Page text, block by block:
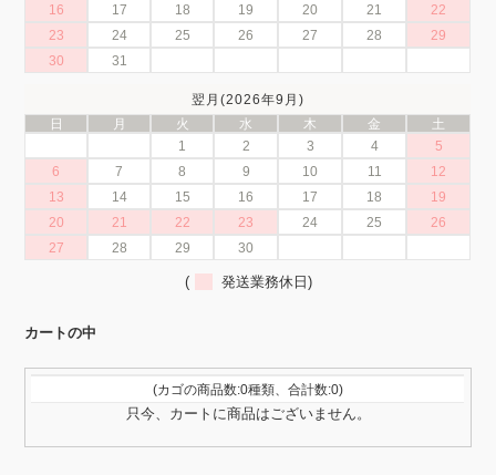
16
17 18 19 20 21
22
23
24 25 26 27 28
29
30
31
翌月(2026年9月)
日
月 火 水 木 金
土
1
2 3 4
5
6
7 8 9 10 11
12
13
14 15 16 17 18
19
20
21 22 23 24 25
26
27
28 29 30
( 発送業務休日)
カートの中
(カゴの商品数:0種類、合計数:0)
只今、カートに商品はございません。